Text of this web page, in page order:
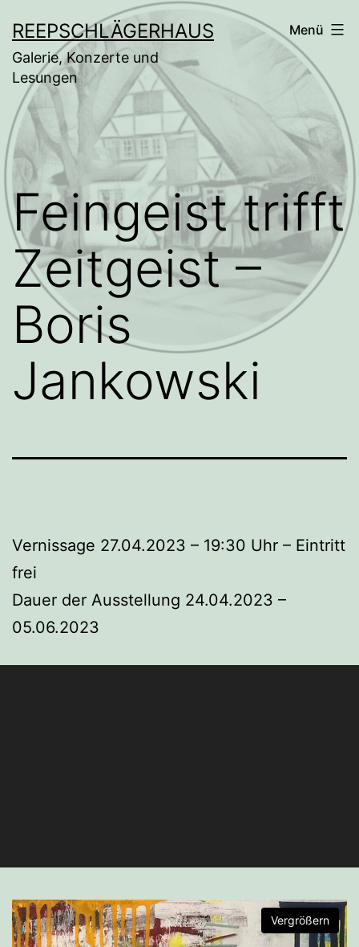
Inhalt
springen
REEPSCHLÄGERHAUS
Galerie, Konzerte und
Lesungen
Menü
Feingeist trifft
Zeitgeist –
Boris
Jankowski
Vernissage 27.04.2023 – 19:30 Uhr – Eintritt
frei
Dauer der Ausstellung 24.04.2023 –
05.06.2023
Vergrößern